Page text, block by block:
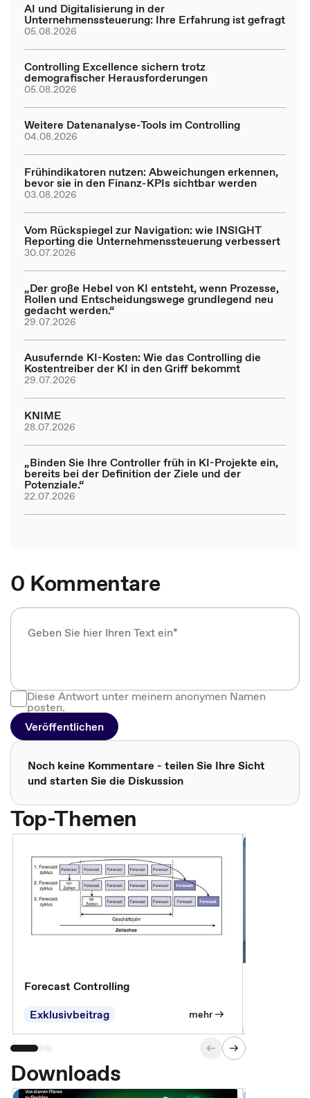
AI und Digitalisierung in der
Unternehmenssteuerung: Ihre Erfahrung ist gefragt
05.08.2026
Controlling Excellence sichern trotz
demografischer Herausforderungen
05.08.2026
Weitere Datenanalyse-Tools im Controlling
04.08.2026
Frühindikatoren nutzen: Abweichungen erkennen,
bevor sie in den Finanz-KPIs sichtbar werden
03.08.2026
Vom Rückspiegel zur Navigation: wie INSIGHT
Reporting die Unternehmenssteuerung verbessert
30.07.2026
„Der große Hebel von KI entsteht, wenn Prozesse,
Rollen und Entscheidungswege grundlegend neu
gedacht werden.“
29.07.2026
Ausufernde KI-Kosten: Wie das Controlling die
Kostentreiber der KI in den Griff bekommt
29.07.2026
KNIME
28.07.2026
„Binden Sie Ihre Controller früh in KI-Projekte ein,
bereits bei der Definition der Ziele und der
Potenziale.“
22.07.2026
0 Kommentare
Diese Antwort unter meinem anonymen Namen
posten.
Veröffentlichen
Noch keine Kommentare - teilen Sie Ihre Sicht
und starten Sie die Diskussion
Top-Themen
Forecast Controlling
Exklusivbeitrag
mehr
Downloads